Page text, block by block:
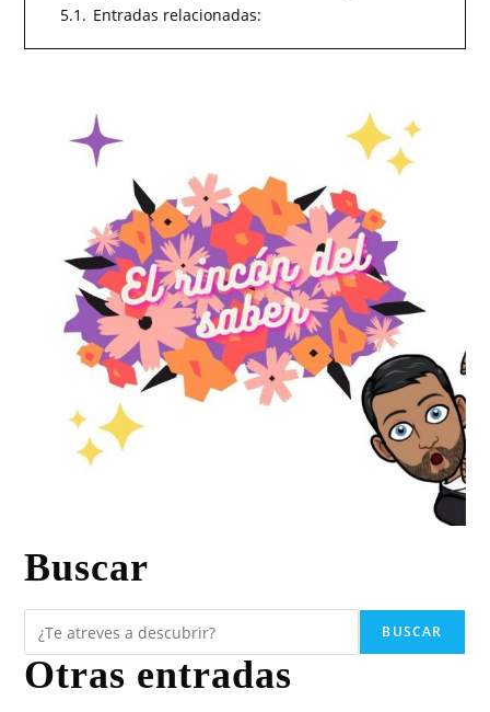
5.1. Entradas relacionadas:
Buscar
BUSCAR
Otras entradas